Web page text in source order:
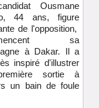
Ousmane
44 ans, figure
de l'opposition,
sa
à Dakar. Il a
inspiré d'illustrer
sortie à
un bain de foule